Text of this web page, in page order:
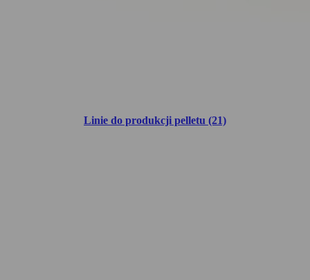
Linie do produkcji pelletu (21)